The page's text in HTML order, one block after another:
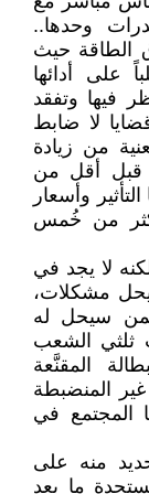
وحدها..
الطاقة حيث
على أدائها
فيها وتفقد
لا ضابط
من زيادة
عليه قبل أقل من
وأسعار
من خُمس
لا يجد في
مشكلات،
فمن سيحل له
ثلثي الشعب
المقنَّعة
المنضبطة
المجتمع في
منه على
ما بعد